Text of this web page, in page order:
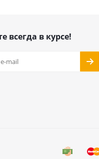
всегда в курсе!